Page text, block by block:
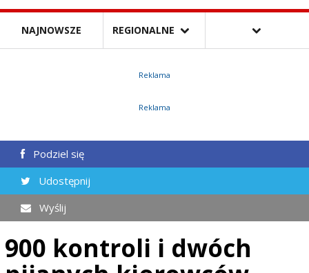
NAJNOWSZE REGIONALNE
Reklama
Reklama
Podziel się
Udostępnij
Wyślij
900 kontroli i dwóch